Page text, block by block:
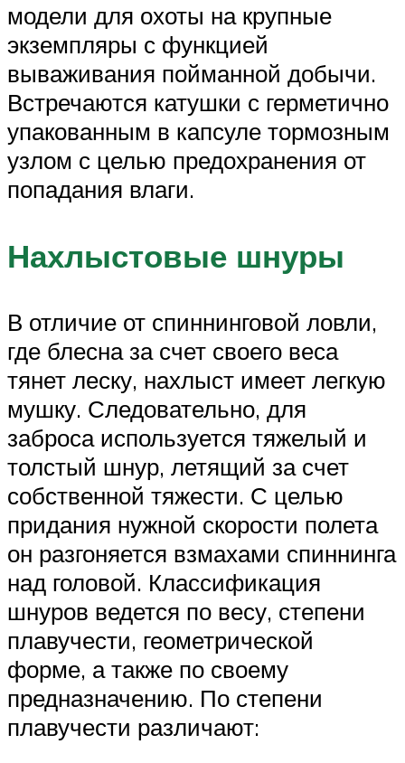
модели для охоты на крупные
экземпляры с функцией
вываживания пойманной добычи.
Встречаются катушки с герметично
упакованным в капсуле тормозным
узлом с целью предохранения от
попадания влаги.
Нахлыстовые шнуры
В отличие от спиннинговой ловли,
где блесна за счет своего веса
тянет леску, нахлыст имеет легкую
мушку. Следовательно, для
заброса используется тяжелый и
толстый шнур, летящий за счет
собственной тяжести. С целью
придания нужной скорости полета
он разгоняется взмахами спиннинга
над головой. Классификация
шнуров ведется по весу, степени
плавучести, геометрической
форме, а также по своему
предназначению. По степени
плавучести различают: